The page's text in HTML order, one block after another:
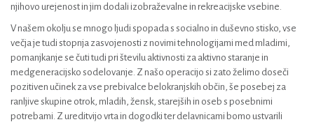
njihovo urejenost in jim dodali izobraževalne in rekreacijske vsebine.
V našem okolju se mnogo ljudi spopada s socialno in duševno stisko, vse
večja je tudi stopnja zasvojenosti z novimi tehnologijami med mladimi,
pomanjkanje se čuti tudi pri številu aktivnosti za aktivno staranje in
medgeneracijsko sodelovanje. Z našo operacijo si zato želimo doseči
pozitiven učinek za vse prebivalce belokranjskih občin, še posebej za
ranljive skupine otrok, mladih, žensk, starejših in oseb s posebnimi
potrebami. Z ureditvijo vrta in dogodki ter delavnicami bomo ustvarili